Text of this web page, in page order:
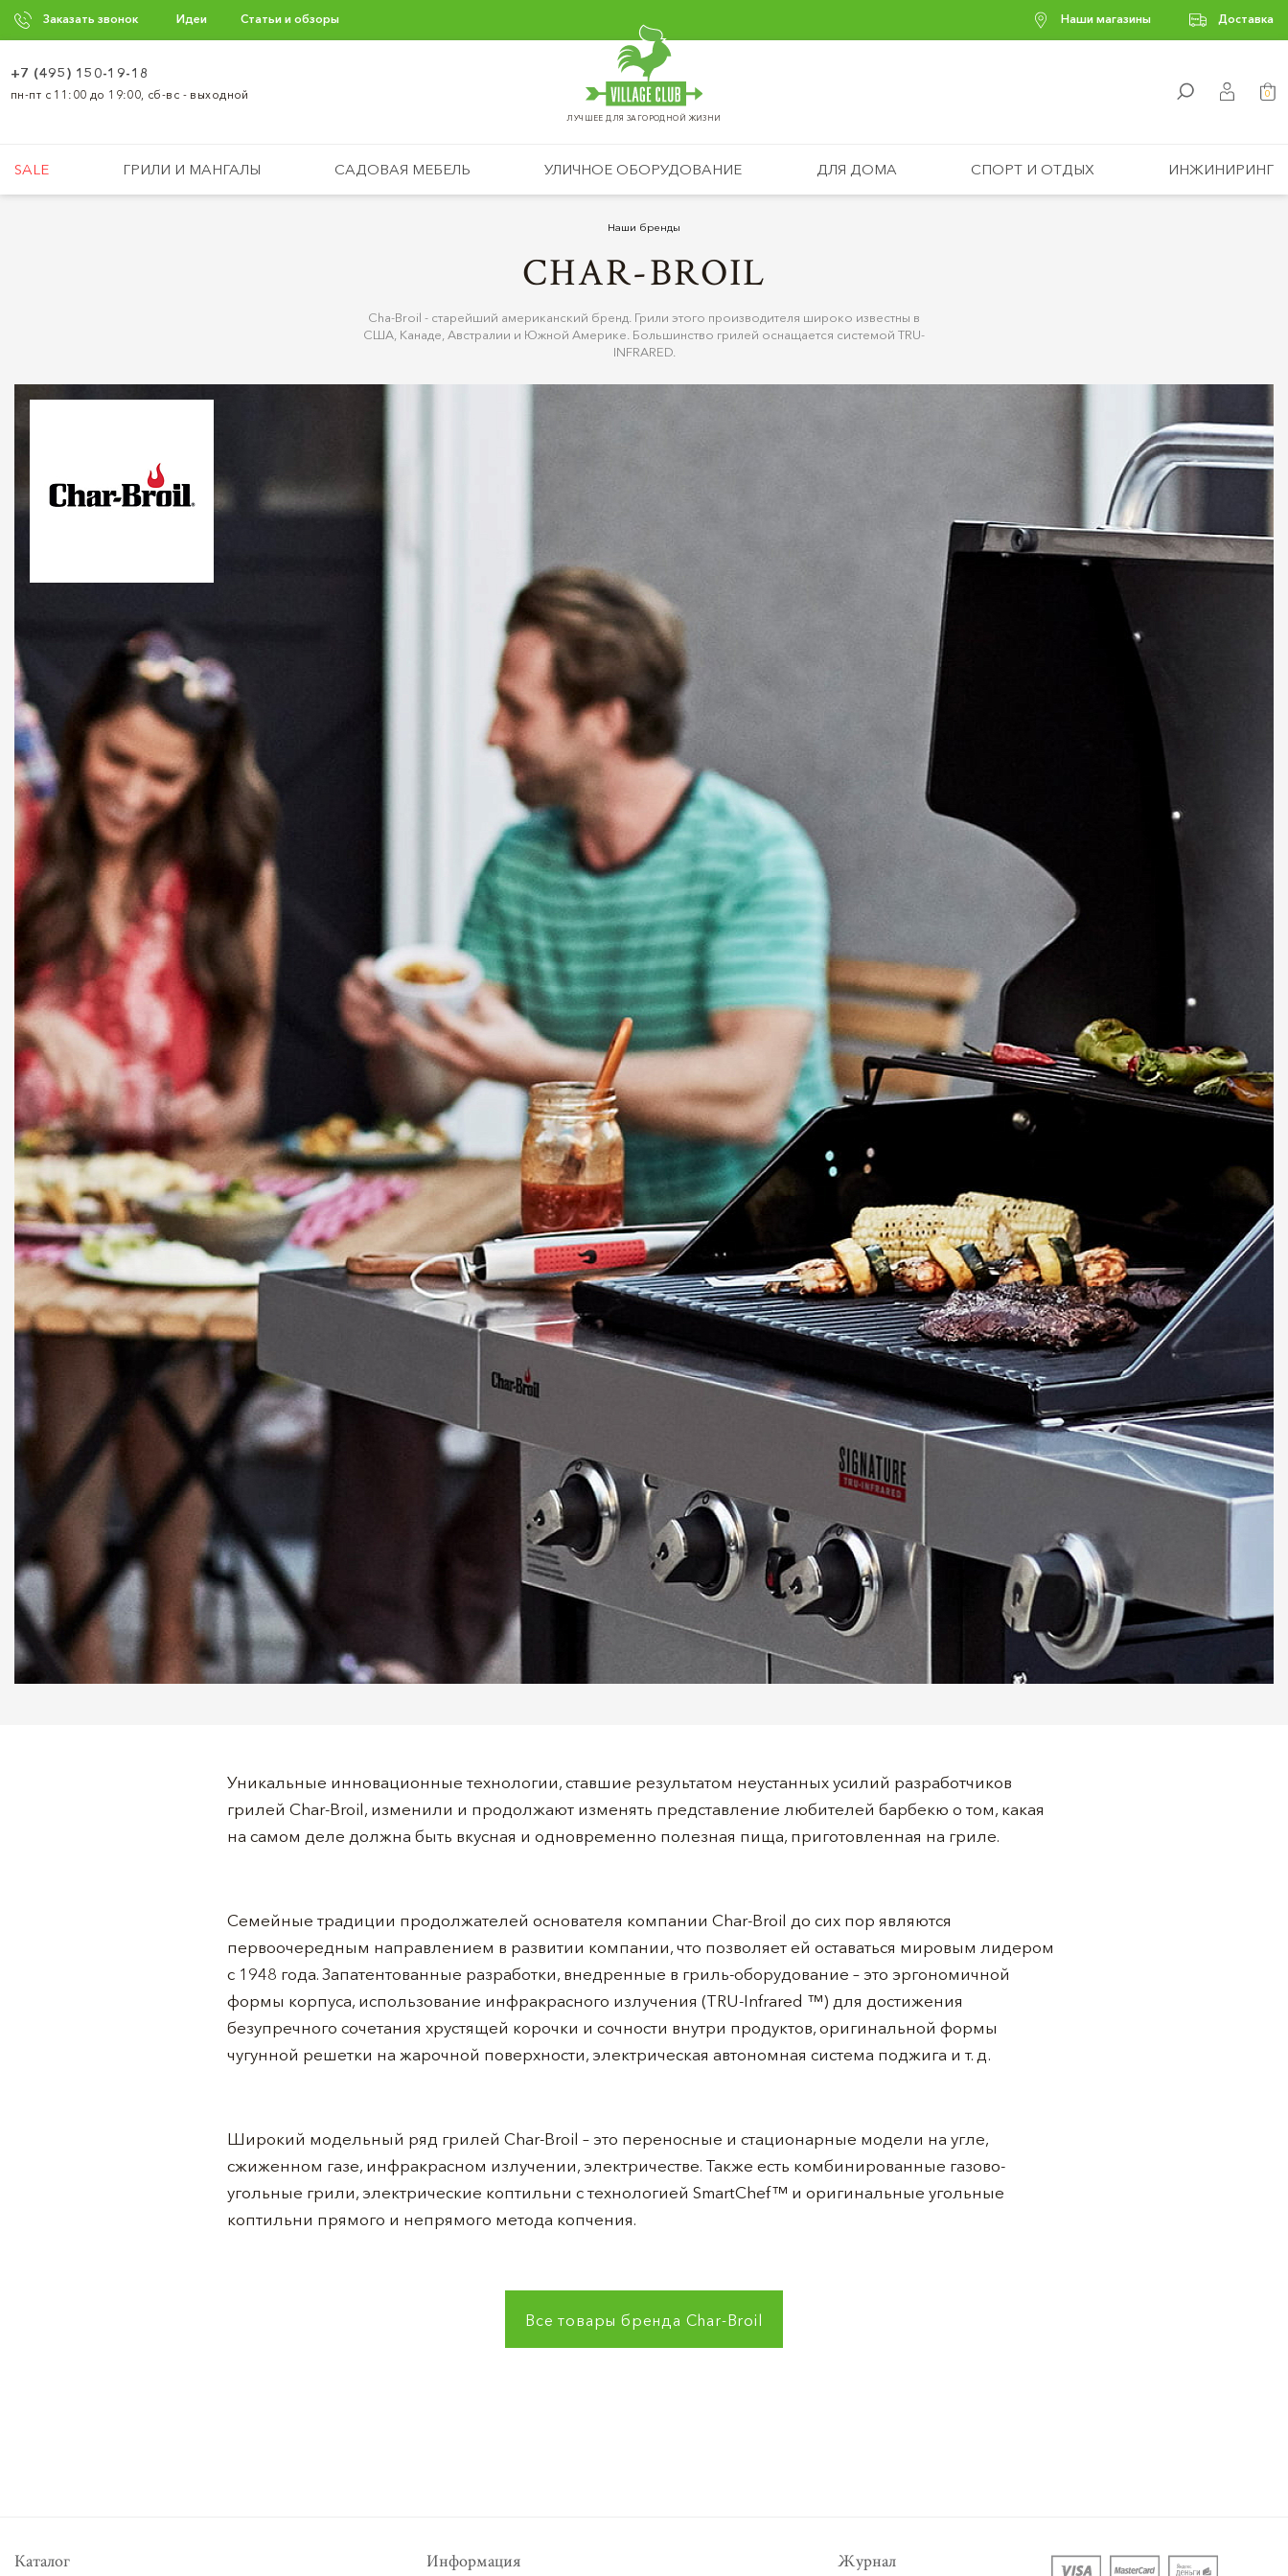
Заказать звонок Идеи Статьи и обзоры Наши магазины Доставка
ЛУЧШЕЕ ДЛЯ ЗАГОРОДНОЙ ЖИЗНИ
+7 (495) 150-19-18
пн-пт с 11:00 до 19:00, сб-вс - выходной 0
SALE ГРИЛИ И МАНГАЛЫ САДОВАЯ МЕБЕЛЬ УЛИЧНОЕ ОБОРУДОВАНИЕ ДЛЯ ДОМА СПОРТ И ОТДЫХ ИНЖИНИРИНГ
Наши бренды
CHAR-BROIL
Cha-Broil - старейший американский бренд. Грили этого производителя широко известны в
США, Канаде, Австралии и Южной Америке. Большинство грилей оснащается системой TRU-
INFRARED.
Уникальные инновационные технологии, ставшие результатом неустанных усилий разработчиков
грилей Char-Broil, изменили и продолжают изменять представление любителей барбекю о том, какая
на самом деле должна быть вкусная и одновременно полезная пища, приготовленная на гриле.
Семейные традиции продолжателей основателя компании Char-Broil до сих пор являются
первоочередным направлением в развитии компании, что позволяет ей оставаться мировым лидером
с 1948 года. Запатентованные разработки, внедренные в гриль-оборудование – это эргономичной
формы корпуса, использование инфракрасного излучения (TRU-Infrared ™) для достижения
безупречного сочетания хрустящей корочки и сочности внутри продуктов, оригинальной формы
чугунной решетки на жарочной поверхности, электрическая автономная система поджига и т. д.
Широкий модельный ряд грилей Char-Broil – это переносные и стационарные модели на угле,
сжиженном газе, инфракрасном излучении, электричестве. Также есть комбинированные газово-
угольные грили, электрические коптильни с технологией SmartChef™ и оригинальные угольные
коптильни прямого и непрямого метода копчения.
Все товары бренда Char-Broil
Каталог Информация Журнал